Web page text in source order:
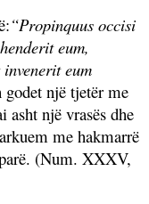
“Propinquus occisi
eum,
eum
godet një tjetër me
asht një vrasës dhe
me hakmarrë
(Num. XXXV,